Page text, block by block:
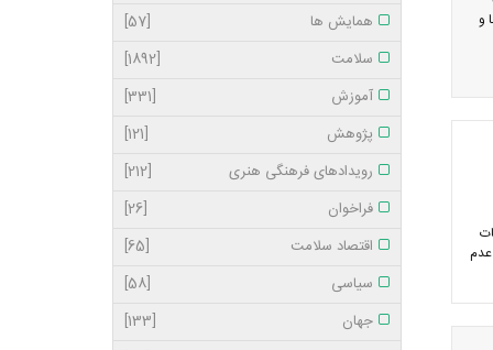
و
همایش ها
[57]
سلامت
[1892]
آموزش
[331]
پژوهش
[121]
رویدادهای فرهنگی هنری
[212]
فراخوان
[26]
اقتصاد سلامت
[65]
سیاسی
[58]
جهان
[133]